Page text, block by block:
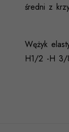
średni z
Wężyk
H1/2 -H 3/